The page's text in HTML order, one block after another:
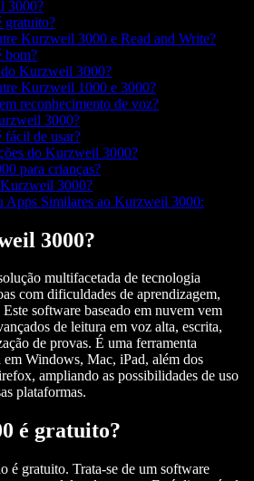
3000?
gratuito?
Kurzweil 3000 e Read and Write?
bom?
Kurzweil 3000?
Kurzweil 1000 e 3000?
reconhecimento de voz?
3000?
de usar?
do Kurzweil 3000?
para crianças?
3000?
Apps Similares ao Kurzweil 3000:
3000?
multifacetada de tecnologia
com dificuldades de aprendizagem,
software baseado em nuvem vem
de leitura em voz alta, escrita,
de provas. É uma ferramenta
Windows, Mac, iPad, além dos
ampliando as possibilidades de uso
plataformas.
é gratuito?
é gratuito. Trata-se de um software